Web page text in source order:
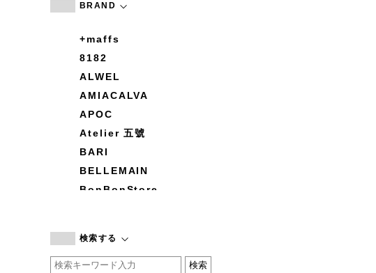
BRAND
+maffs
8182
ALWEL
AMIACALVA
APOC
Atelier 五號
BARI
BELLEMAIN
BonBonStore
by basics
CATWORTH
検索する